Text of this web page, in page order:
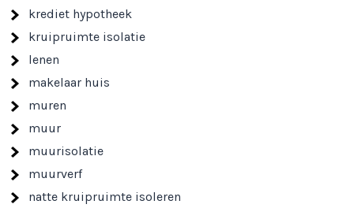
krediet hypotheek
kruipruimte isolatie
lenen
makelaar huis
muren
muur
muurisolatie
muurverf
natte kruipruimte isoleren